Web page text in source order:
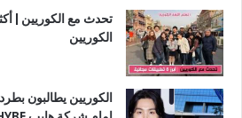
الكوريين